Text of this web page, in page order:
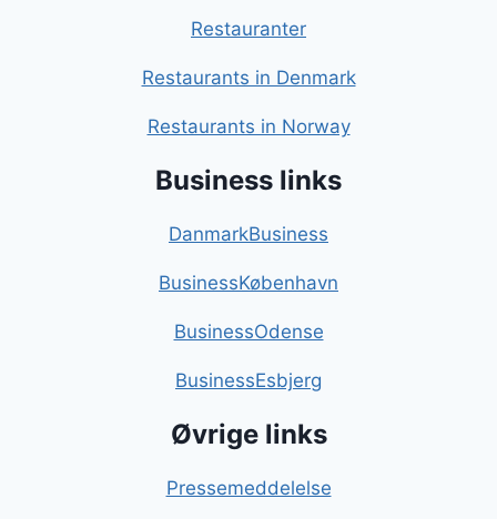
Restauranter
Restaurants in Denmark
Restaurants in Norway
Business links
DanmarkBusiness
BusinessKøbenhavn
BusinessOdense
BusinessEsbjerg
Øvrige links
Pressemeddelelse